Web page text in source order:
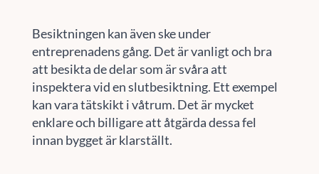
Besiktningen kan även ske under
entreprenadens gång. Det är vanligt och bra
att besikta de delar som är svåra att
inspektera vid en slutbesiktning. Ett exempel
kan vara tätskikt i våtrum. Det är mycket
enklare och billigare att åtgärda dessa fel
innan bygget är klarställt.